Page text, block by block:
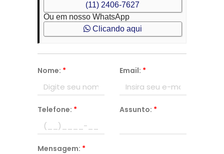
(11) 2406-7627
Ou em nosso WhatsApp
Clicando aqui
Nome: * Email: *
Telefone: * Assunto: *
Mensagem: *